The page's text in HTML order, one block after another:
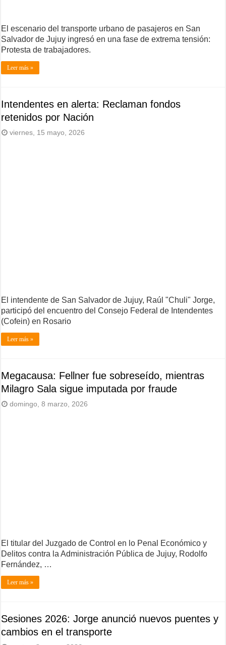
El escenario del transporte urbano de pasajeros en San
Salvador de Jujuy ingresó en una fase de extrema tensión:
Protesta de trabajadores.
Leer más »
Intendentes en alerta: Reclaman fondos
retenidos por Nación
viernes, 15 mayo, 2026
El intendente de San Salvador de Jujuy, Raúl "Chuli" Jorge,
participó del encuentro del Consejo Federal de Intendentes
(Cofein) en Rosario
Leer más »
Megacausa: Fellner fue sobreseído, mientras
Milagro Sala sigue imputada por fraude
domingo, 8 marzo, 2026
El titular del Juzgado de Control en lo Penal Económico y
Delitos contra la Administración Pública de Jujuy, Rodolfo
Fernández, …
Leer más »
Sesiones 2026: Jorge anunció nuevos puentes y
cambios en el transporte